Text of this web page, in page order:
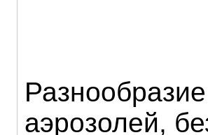
аэрозолей,